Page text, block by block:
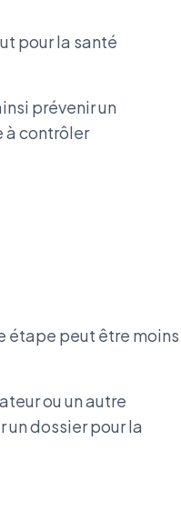
pour la santé
prévenir un
à contrôler
étape peut être moins
ou un autre
un dossier pour la